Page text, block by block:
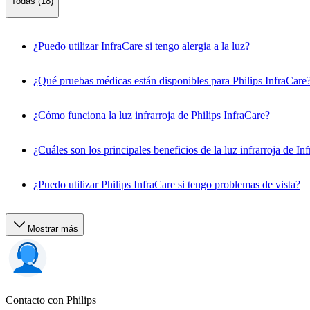
¿Puedo utilizar InfraCare si tengo alergia a la luz?
¿Qué pruebas médicas están disponibles para Philips
¿Cómo funciona la luz infrarroja de Philips InfraCare?
¿Cuáles son los principales beneficios de la luz infrarroja de
¿Puedo utilizar Philips InfraCare si tengo problemas de vista?
Mostrar más
Contacto con Philips